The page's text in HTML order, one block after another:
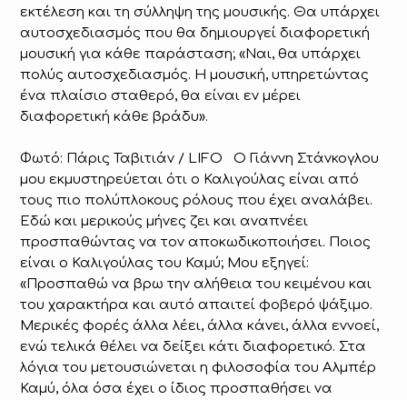
εκτέλεση και τη σύλληψη της μουσικής. Θα υπάρχει
αυτοσχεδιασμός που θα δημιουργεί διαφορετική
μουσική για κάθε παράσταση; «Ναι, θα υπάρχει
πολύς αυτοσχεδιασμός. Η μουσική, υπηρετώντας
ένα πλαίσιο σταθερό, θα είναι εν μέρει
διαφορετική κάθε βράδυ».
Φωτό: Πάρις Ταβιτιάν / LIFO Ο Γιάννη Στάνκογλου
μου εκμυστηρεύεται ότι ο Καλιγούλας είναι από
τους πιο πολύπλοκους ρόλους που έχει αναλάβει.
Εδώ και μερικούς μήνες ζει και αναπνέει
προσπαθώντας να τον αποκωδικοποιήσει. Ποιος
είναι ο Καλιγούλας του Καμύ; Μου εξηγεί:
«Προσπαθώ να βρω την αλήθεια του κειμένου και
του χαρακτήρα και αυτό απαιτεί φοβερό ψάξιμο.
Μερικές φορές άλλα λέει, άλλα κάνει, άλλα εννοεί,
ενώ τελικά θέλει να δείξει κάτι διαφορετικό. Στα
λόγια του μετουσιώνεται η φιλοσοφία του Αλμπέρ
Καμύ, όλα όσα έχει ο ίδιος προσπαθήσει να